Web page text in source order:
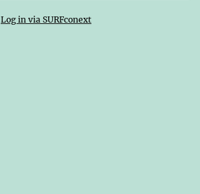
Log in via SURFconext